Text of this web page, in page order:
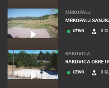
MRKOPALJ
MRKOPALJ
UŽIVO 0
RAKOVICA
RAKOVICA
UŽIVO 0